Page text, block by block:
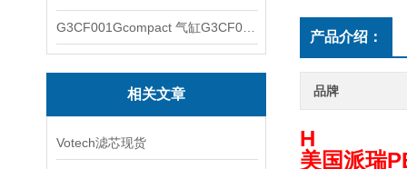
相关文章
Votech滤芯现货
产品介绍：
品牌
H
美国派瑞